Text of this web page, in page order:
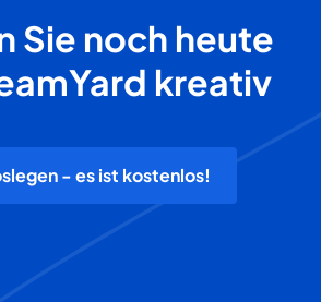
Sie noch heute
kreativ
- es ist kostenlos!